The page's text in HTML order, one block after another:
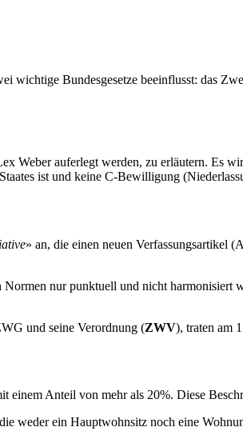
Bundesgesetze beeinflusst: das
Weber auferlegt werden, zu erläutern. Es
ist und keine C-Bewilligung
» an, die einen neuen Verfassungsartikel
nur punktuell und nicht harmonisiert
und seine Verordnung (ZWV), traten am
Anteil von mehr als 20%. Diese
weder ein Hauptwohnsitz noch eine